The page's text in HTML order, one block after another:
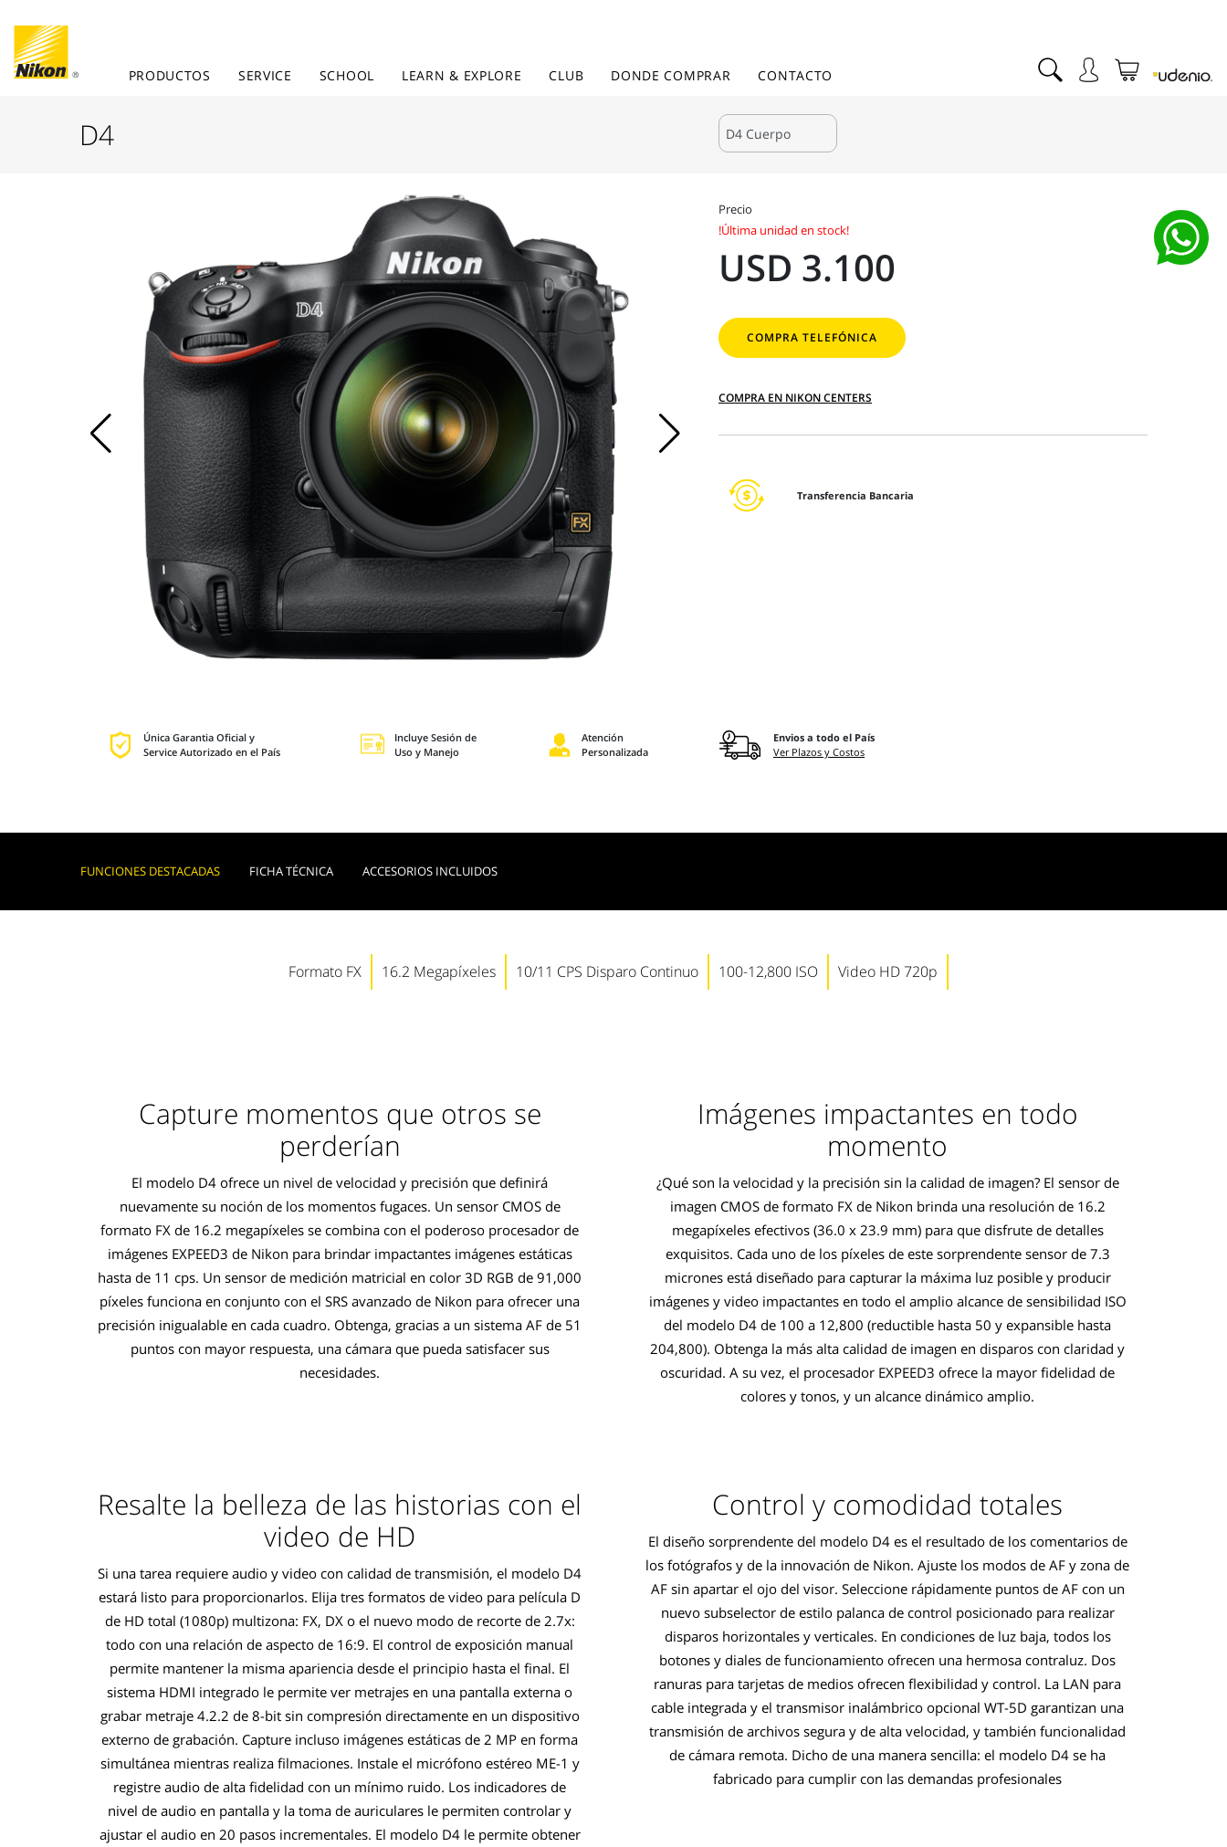
PRODUCTOS SERVICE SCHOOL LEARN & EXPLORE CLUB DONDE COMPRAR CONTACTO
D4
Precio
!Última unidad en stock!
USD 3.100
COMPRA TELEFÓNICA
COMPRA EN NIKON CENTERS
Transferencia Bancaria
Única Garantia Oficial y
Service Autorizado en el País
Incluye Sesión de
Uso y Manejo
Atención
Personalizada
Envios a todo el País
Ver Plazos y Costos
FUNCIONES DESTACADAS FICHA TÉCNICA ACCESORIOS INCLUIDOS
Formato FX 16.2 Megapíxeles 10/11 CPS Disparo Continuo 100-12,800 ISO Video HD 720p
Capture momentos que otros se
perderían
El modelo D4 ofrece un nivel de velocidad y precisión que definirá
nuevamente su noción de los momentos fugaces. Un sensor CMOS de
formato FX de 16.2 megapíxeles se combina con el poderoso procesador de
imágenes EXPEED3 de Nikon para brindar impactantes imágenes estáticas
hasta de 11 cps. Un sensor de medición matricial en color 3D RGB de 91,000
píxeles funciona en conjunto con el SRS avanzado de Nikon para ofrecer una
precisión inigualable en cada cuadro. Obtenga, gracias a un sistema AF de 51
puntos con mayor respuesta, una cámara que pueda satisfacer sus
necesidades.
Imágenes impactantes en todo
momento
¿Qué son la velocidad y la precisión sin la calidad de imagen? El sensor de
imagen CMOS de formato FX de Nikon brinda una resolución de 16.2
megapíxeles efectivos (36.0 x 23.9 mm) para que disfrute de detalles
exquisitos. Cada uno de los píxeles de este sorprendente sensor de 7.3
micrones está diseñado para capturar la máxima luz posible y producir
imágenes y video impactantes en todo el amplio alcance de sensibilidad ISO
del modelo D4 de 100 a 12,800 (reductible hasta 50 y expansible hasta
204,800). Obtenga la más alta calidad de imagen en disparos con claridad y
oscuridad. A su vez, el procesador EXPEED3 ofrece la mayor fidelidad de
colores y tonos, y un alcance dinámico amplio.
Resalte la belleza de las historias con el
video de HD
Si una tarea requiere audio y video con calidad de transmisión, el modelo D4
estará listo para proporcionarlos. Elija tres formatos de video para película D
de HD total (1080p) multizona: FX, DX o el nuevo modo de recorte de 2.7x:
todo con una relación de aspecto de 16:9. El control de exposición manual
permite mantener la misma apariencia desde el principio hasta el final. El
sistema HDMI integrado le permite ver metrajes en una pantalla externa o
grabar metraje 4.2.2 de 8-bit sin compresión directamente en un dispositivo
externo de grabación. Capture incluso imágenes estáticas de 2 MP en forma
simultánea mientras realiza filmaciones. Instale el micrófono estéreo ME-1 y
registre audio de alta fidelidad con un mínimo ruido. Los indicadores de
nivel de audio en pantalla y la toma de auriculares le permiten controlar y
ajustar el audio en 20 pasos incrementales. El modelo D4 le permite obtener
Control y comodidad totales
El diseño sorprendente del modelo D4 es el resultado de los comentarios de
los fotógrafos y de la innovación de Nikon. Ajuste los modos de AF y zona de
AF sin apartar el ojo del visor. Seleccione rápidamente puntos de AF con un
nuevo subselector de estilo palanca de control posicionado para realizar
disparos horizontales y verticales. En condiciones de luz baja, todos los
botones y diales de funcionamiento ofrecen una hermosa contraluz. Dos
ranuras para tarjetas de medios ofrecen flexibilidad y control. La LAN para
cable integrada y el transmisor inalámbrico opcional WT-5D garantizan una
transmisión de archivos segura y de alta velocidad, y también funcionalidad
de cámara remota. Dicho de una manera sencilla: el modelo D4 se ha
fabricado para cumplir con las demandas profesionales